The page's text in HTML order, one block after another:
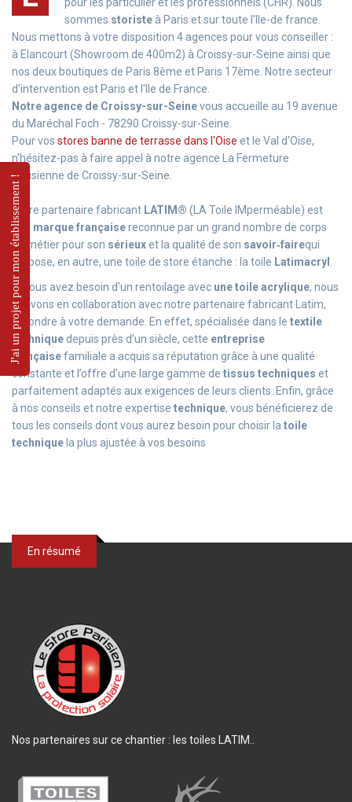
sommes storiste à Paris et sur toute l'Ile-de france.
Nous mettons à votre disposition 4 agences pour vous conseiller :
à Elancourt (Showroom de 400m2) à Croissy-sur-Seine ainsi que
nos deux boutiques de Paris 8ème et Paris 17ème. Notre secteur
d'intervention est Paris et l'Ile de France.
Notre agence de Croissy-sur-Seinevous accueille au 19 avenue
du Maréchal Foch - 78290 Croissy-sur-Seine.
Pour vos stores banne de terrasse dans l'Oise et le Val d'Oise,
n'hésitez-pas à faire appel à notre agence La Fermeture
Parisienne de Croissy-sur-Seine.
Notre partenaire fabricant LATIM® (LA Toile IMperméable) est
une marque françaisereconnue par un grand nombre de corps
de métier pour son sérieuxet la qualité de son savoir‑fairequi
propose, en autre, une toile de store étanche : la toile Latimacryl
Si vous avez besoin d'un rentoilage avec unetoile acrylique, nous
pouvons en collaboration avec notre partenaire fabricant
Latim,
répondre à votre demande. En effet, spécialisée dans le textile
technique depuis près d’un siècle, cette entreprise
françaisefamiliale a acquis sa réputation grâce à une qualité
constante et l’offre d’une large gamme de tissus techniques et
parfaitement adaptés aux exigences de leurs clients. Enfin, grâce
à nos conseils et notre expertise technique, vous bénéficierez de
tous les conseils dont vous aurez besoin pour choisir la toile
technique la plus ajustée à vos besoins
En résumé
Nos partenaires sur ce chantier : les toiles LATIM..
J'ai un projet pour mon établissement !